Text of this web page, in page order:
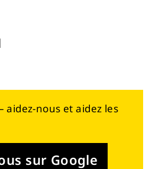
aidez-nous et aidez les
sur Google